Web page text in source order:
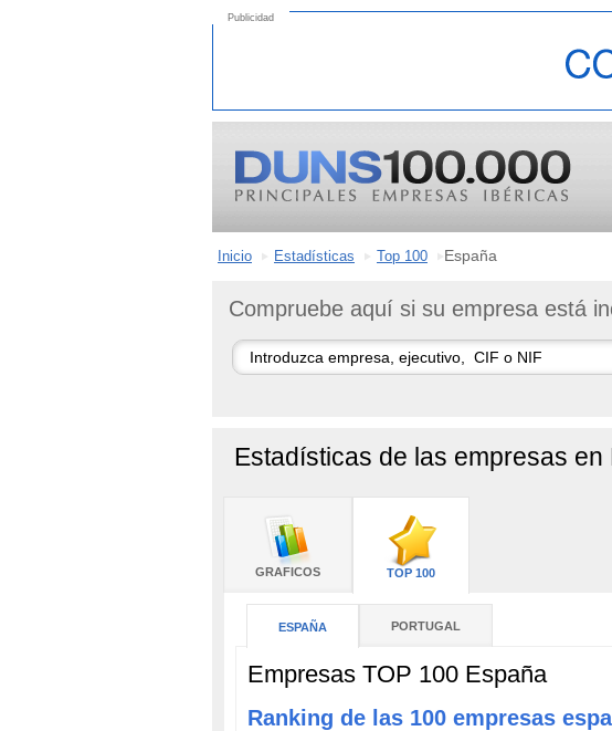
Publicidad
Inicio Estadísticas Top 100 España
Compruebe aquí si su empresa está
Estadísticas de las empresas en
GRAFICOS TOP 100
ESPAÑA PORTUGAL
Empresas TOP 100 España
Ranking de las 100 empresas